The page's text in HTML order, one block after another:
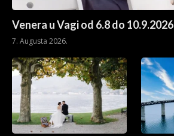
Venera u Vagi od 6.8 do 10.9.2026
7. Augusta 2026.